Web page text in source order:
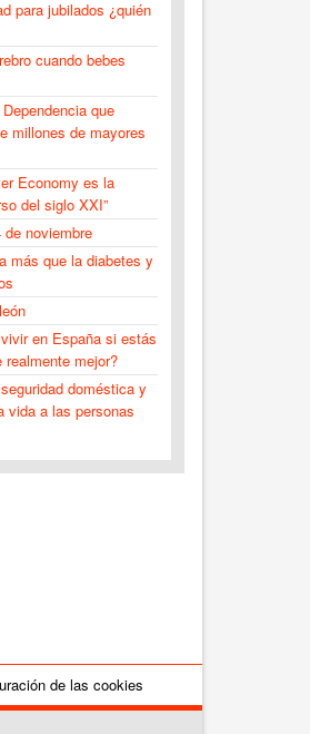
para jubilados ¿quién
cuando bebes
que
millones de mayores
Economy es la
del siglo XXI”
noviembre
más que la diabetes y
en España si estás
mejor?
doméstica y
vida a las personas
de las cookies